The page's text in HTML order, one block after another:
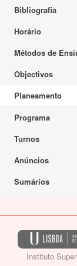
Bibliografia
Horário
Métodos de
Objectivos
Planeamento
Programa
Turnos
Anúncios
Sumários
Instituto